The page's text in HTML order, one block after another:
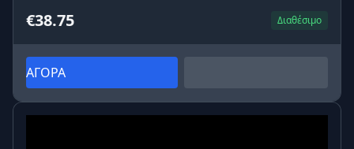
€38.75 Διαθέσιμο
ΑΓΟΡΑ